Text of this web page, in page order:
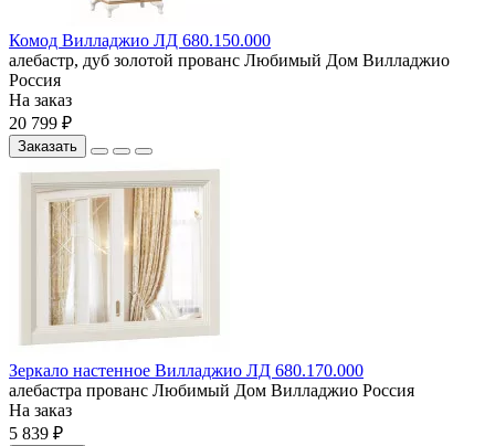
Комод Вилладжио ЛД 680.150.000
алебастр, дуб золотой прованс Любимый Дом Вилладжио
Россия
На заказ
20 799 ₽
Заказать
Зеркало настенное Вилладжио ЛД 680.170.000
алебастра прованс Любимый Дом Вилладжио Россия
На заказ
5 839 ₽